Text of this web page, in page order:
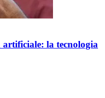
la tecnologia